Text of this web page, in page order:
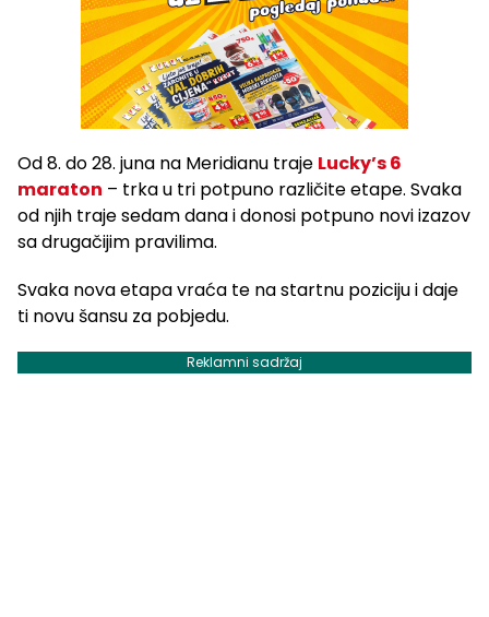
Od 8. do 28. juna na Meridianu traje Lucky’s 6
maraton – trka u tri potpuno različite etape. Svaka
od njih traje sedam dana i donosi potpuno novi izazov
sa drugačijim pravilima.
Svaka nova etapa vraća te na startnu poziciju i daje
ti novu šansu za pobjedu.
Reklamni sadržaj